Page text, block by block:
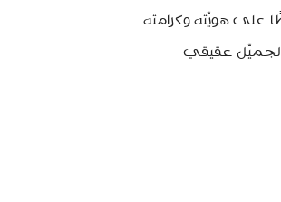
على هويّته وكرامته.
عقيقي